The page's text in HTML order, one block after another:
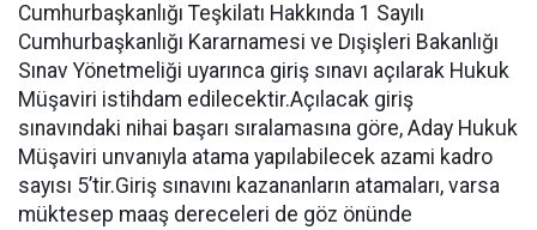
Cumhurbaşkanlığı Teşkilatı Hakkında 1 Sayılı
Cumhurbaşkanlığı Kararnamesi ve Dışişleri Bakanlığı
Sınav Yönetmeliği uyarınca giriş sınavı açılarak Hukuk
Müşaviri istihdam edilecektir.Açılacak giriş
sınavındaki nihai başarı sıralamasına göre, Aday Hukuk
Müşaviri unvanıyla atama yapılabilecek azami kadro
sayısı 5’tir.Giriş sınavını kazananların atamaları, varsa
müktesep maaş dereceleri de göz önünde